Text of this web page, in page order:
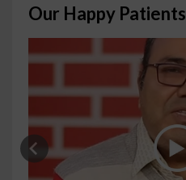
Our Happy Patients